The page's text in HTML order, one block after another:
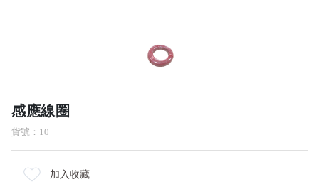
感應線圈
貨號：10
加入收藏